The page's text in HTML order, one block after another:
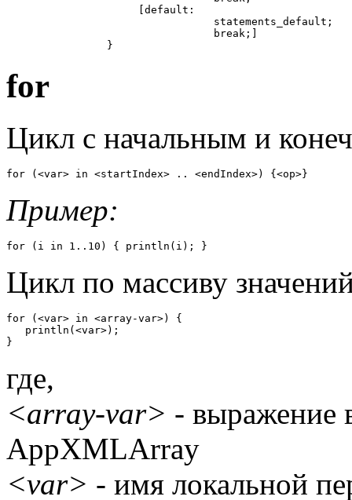
                     [default:
                                 statements_default;
                                 break;]
                }
for
Цикл с начальным и
for (<var> in <startIndex> .. <endIndex>) {<op>}
Пример:
for (i in 1..10) { println(i); }
Цикл по массиву
for (<var> in <array-var>) {
   println(<var>);
}
где,
<array-var> - выражение
AppXMLArray
<var> - имя локальной